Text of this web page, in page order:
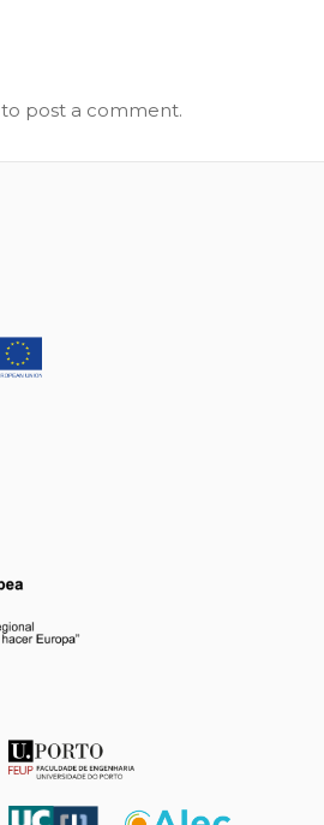
to post a comment.